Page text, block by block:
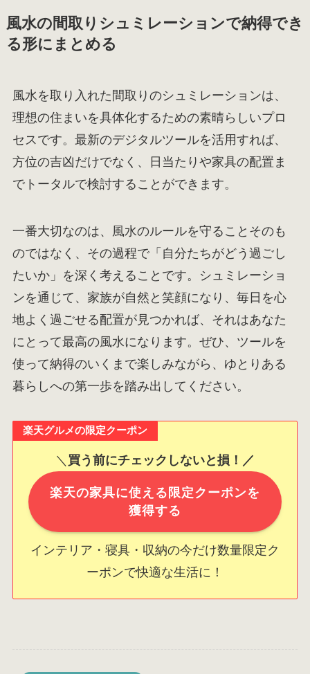
風水の間取りシュミレーションで納得でき
る形にまとめる
風水を取り入れた間取りのシュミレーションは、
理想の住まいを具体化するための素晴らしいプロ
セスです。最新のデジタルツールを活用すれば、
方位の吉凶だけでなく、日当たりや家具の配置ま
でトータルで検討することができます。
一番大切なのは、風水のルールを守ることそのも
のではなく、その過程で「自分たちがどう過ごし
たいか」を深く考えることです。シュミレーショ
ンを通じて、家族が自然と笑顔になり、毎日を心
地よく過ごせる配置が見つかれば、それはあなた
にとって最高の風水になります。ぜひ、ツールを
使って納得のいくまで楽しみながら、ゆとりある
暮らしへの第一歩を踏み出してください。
楽天グルメの限定クーポン
＼ 買う前にチェックしないと損！／
楽天の家具に使える限定クーポンを
獲得する
インテリア・寝具・収納の今だけ数量限定ク
ーポンで快適な生活に！